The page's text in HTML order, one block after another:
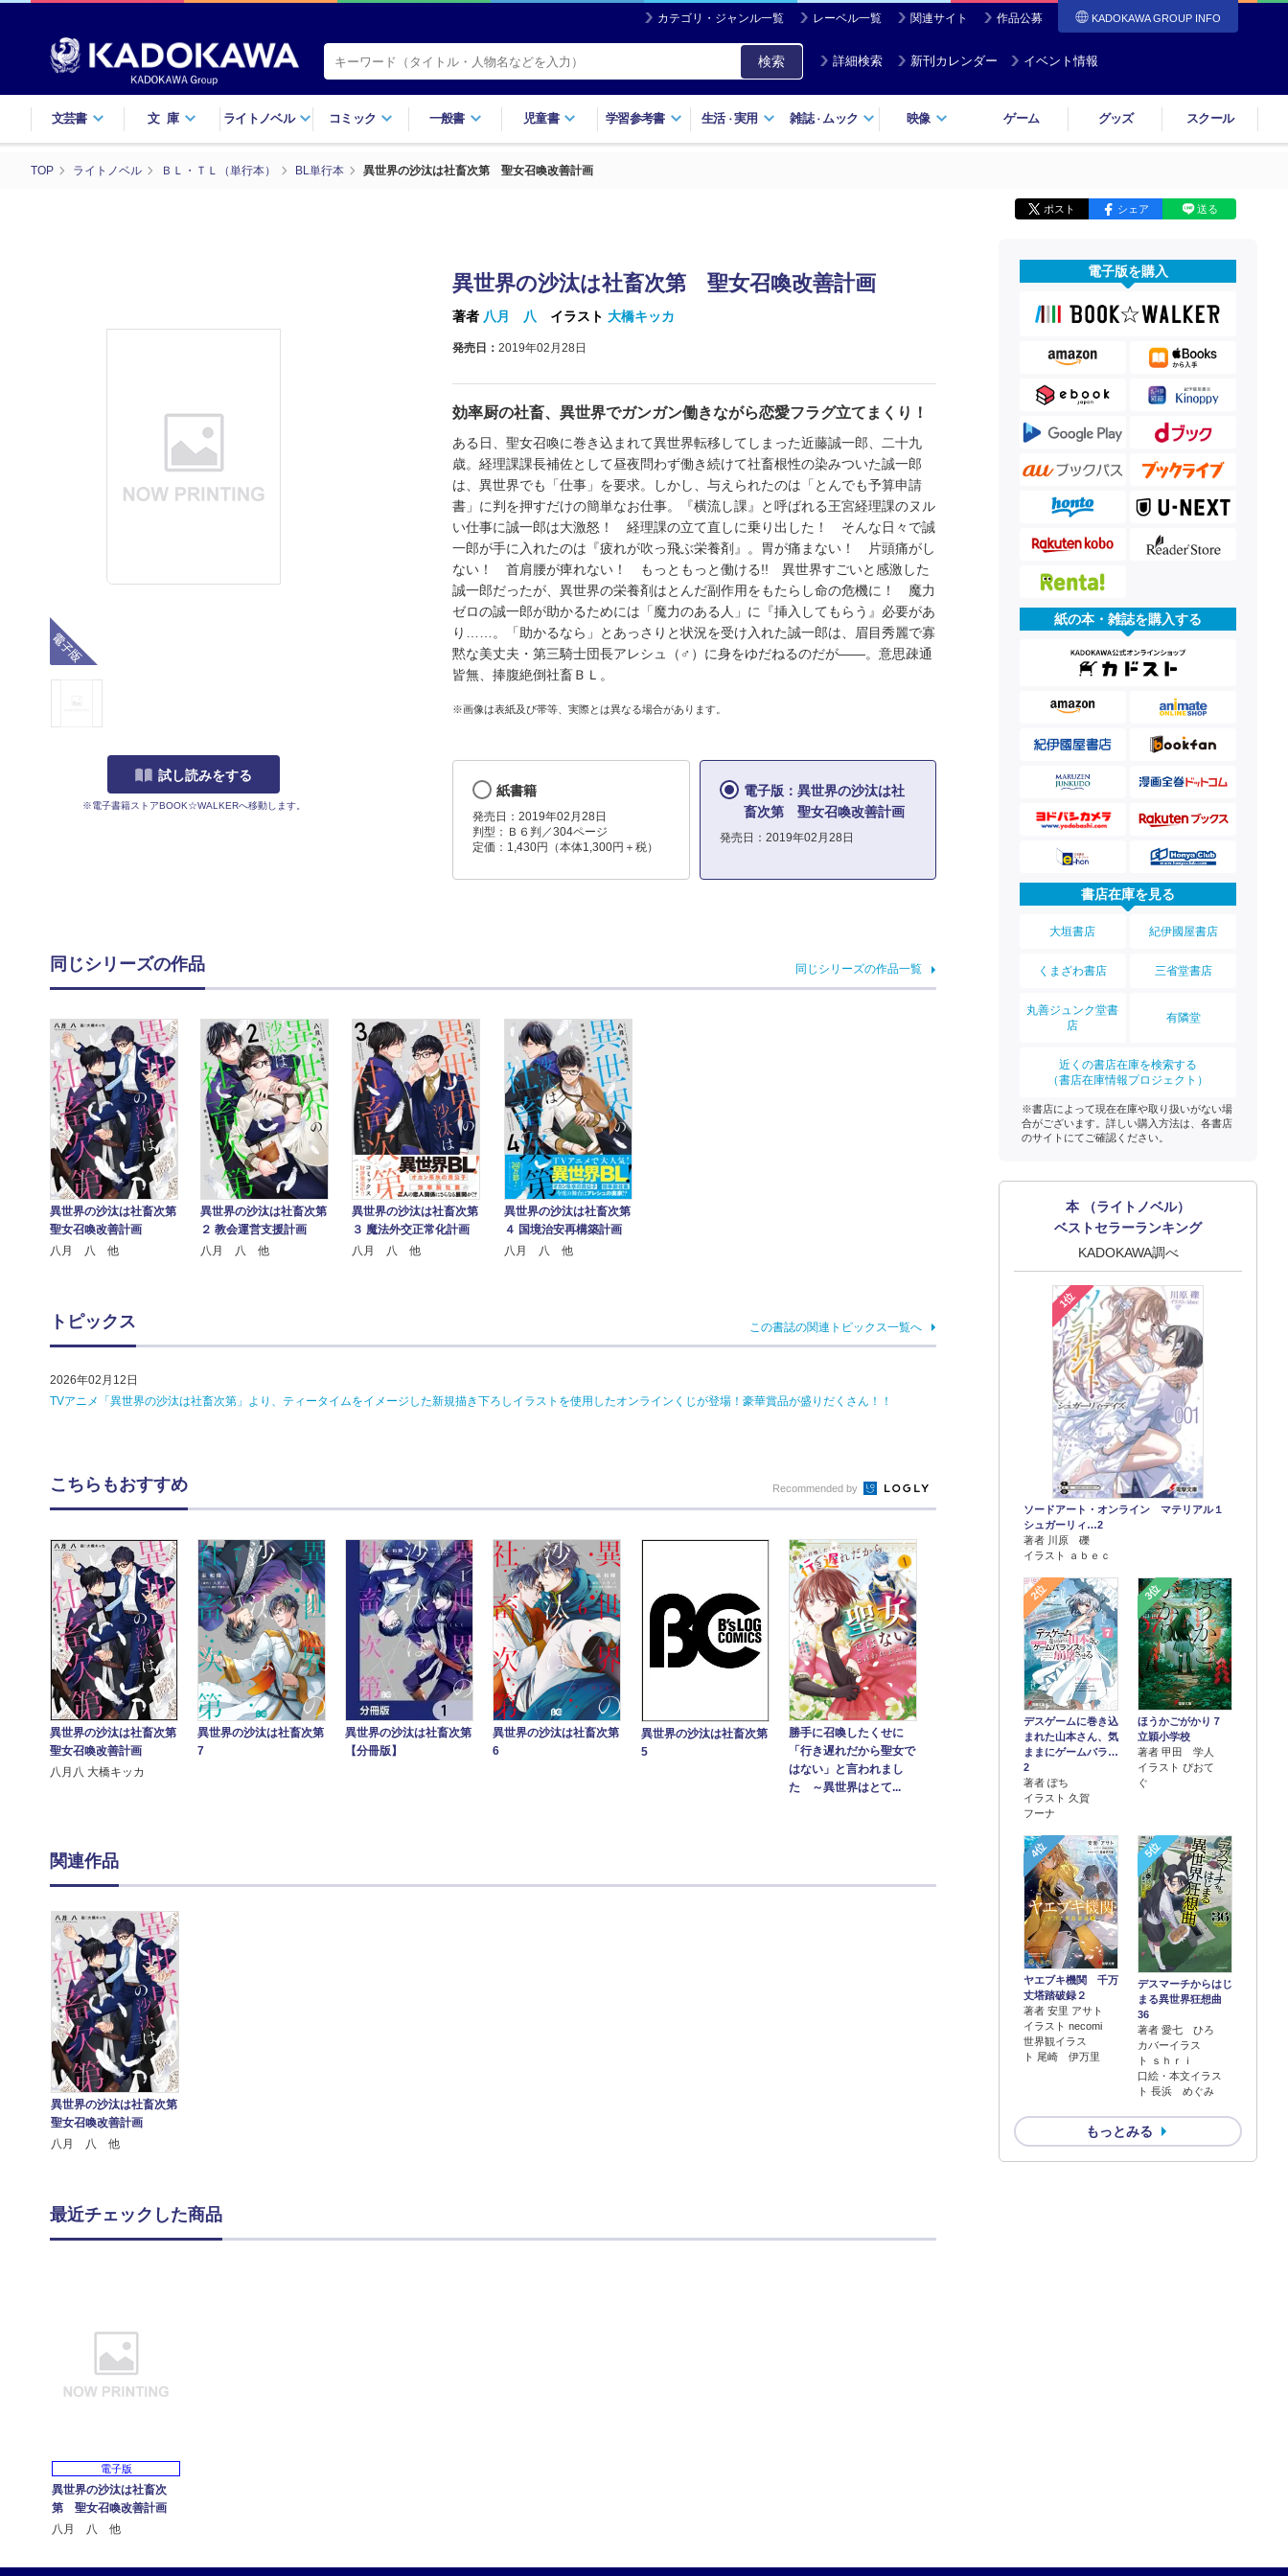
カテゴリ・ジャンル一覧 レーベル一覧 関連サイト 作品公募 KADOKAWA GROUP INFO
検索 詳細検索 新刊カレンダー イベント情報
文芸書 文庫 ライトノベル コミック 一般書 児童書 学習参考書 生活・実用 雑誌・ ムック 映像 ゲーム グッズ スクール
TOP ライトノベル ＢＬ・ＴＬ（単行本） BL単行本 異世界の沙汰は社畜次第 聖女召喚改善計画
ポスト シェア 送る
試し読みをする
※電子書籍ストアBOOK☆WALKERへ移動します。
異世界の沙汰は社畜次第 聖女召喚改善計画
著者 八月 八 イラスト 大橋キッカ
発売日： 2019年02月28日
効率厨の社畜、異世界でガンガン働きながら恋愛フラグ立てまくり！
ある日、聖女召喚に巻き込まれて異世界転移してしまった近藤誠一郎、二十九
歳。経理課課長補佐として昼夜問わず働き続けて社畜根性の染みついた誠一郎
は、異世界でも「仕事」を要求。しかし、与えられたのは「とんでも予算申請
書」に判を押すだけの簡単なお仕事。『横流し課』と呼ばれる王宮経理課のヌル
い仕事に誠一郎は大激怒！ 経理課の立て直しに乗り出した！ そんな日々で誠
一郎が手に入れたのは『疲れが吹っ飛ぶ栄養剤』。胃が痛まない！ 片頭痛がし
ない！ 首肩腰が痺れない！ もっともっと働ける!! 異世界すごいと感激した
誠一郎だったが、異世界の栄養剤はとんだ副作用をもたらし命の危機に！ 魔力
ゼロの誠一郎が助かるためには「魔力のある人」に『挿入してもらう』必要があ
り……。「助かるなら」とあっさりと状況を受け入れた誠一郎は、眉目秀麗で寡
黙な美丈夫・第三騎士団長アレシュ（♂）に身をゆだねるのだが――。意思疎通
皆無、捧腹絶倒社畜ＢＬ。
※画像は表紙及び帯等、実際とは異なる場合があります。
紙書籍
発売日：2019年02月28日
判型：Ｂ６判／304ページ
定価：1,430円（本体1,300円＋税）
電子版：異世界の沙汰は社
畜次第 聖女召喚改善計画
発売日：2019年02月28日
同じシリーズの作品 同じシリーズの作品一覧
異世界の沙汰は社畜次第
聖女召喚改善計画
八月 八 他
異世界の沙汰は社畜次第
２ 教会運営支援計画
八月 八 他
異世界の沙汰は社畜次第
３ 魔法外交正常化計画
八月 八 他
異世界の沙汰は社畜次第
４ 国境治安再構築計画
八月 八 他
トピックス この書誌の関連トピックス一覧へ
2026年02月12日
TVアニメ「異世界の沙汰は社畜次第」より、ティータイムをイメージした新規描き下ろしイラストを使用したオンラインくじが登場！豪華賞品が盛りだくさん！！
電子版を購入
紙の本・雑誌を購入する
書店在庫を見る
大垣書店 紀伊國屋書店
くまざわ書店 三省堂書店
丸善ジュンク堂書
店
有隣堂
近くの書店在庫を検索する
（書店在庫情報プロジェクト）
※書店によって現在在庫や取り扱いがない場
合がございます。詳しい購入方法は、各書店
のサイトにてご確認ください。
本 （ライトノベル）
ベストセラーランキング
KADOKAWA調べ
1位
ソードアート・オンライン マテリアル１
シュガーリィ…2
著者 川原 礫
イラスト ａｂｅｃ
2位
デスゲームに巻き込
まれた山本さん、気
ままにゲームバラ…
2
著者 ぽち
イラスト 久賀
フーナ
3位
ほうかごがかり７
立穎小学校
著者 甲田 学人
イラスト ぴおて
ぐ
4位
ヤエブキ機関 千万
丈塔踏破録２
著者 安里 アサト
イラスト necomi
世界観イラス
ト 尾崎 伊万里
5位
デスマーチからはじ
まる異世界狂想曲
36
著者 愛七 ひろ
カバーイラス
ト ｓｈｒｉ
口絵・本文イラス
ト 長浜 めぐみ
もっとみる
こちらもおすすめ Recommended by
異世界の沙汰は社畜次第
聖女召喚改善計画
八月八 大橋キッカ
異世界の沙汰は社畜次第
7
異世界の沙汰は社畜次第
【分冊版】
異世界の沙汰は社畜次第
6
異世界の沙汰は社畜次第
5
勝手に召喚したくせに
「行き遅れだから聖女で
はない」と言われまし
た ～異世界はとて...
関連作品
異世界の沙汰は社畜次第
聖女召喚改善計画
八月 八 他
最近チェックした商品
電子版
異世界の沙汰は社畜次
第 聖女召喚改善計画
八月 八 他